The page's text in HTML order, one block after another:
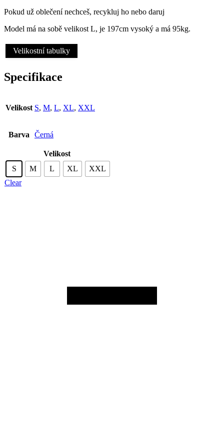
Pokud už oblečení nechceš, recykluj ho nebo daruj
Model má na sobě velikost L, je 197cm vysoký a má 95kg.
Velikostní tabulky
Specifikace
Velikost S, M, L, XL, XXL
Barva Černá
Velikost
S
M L XL
XXL
Clear